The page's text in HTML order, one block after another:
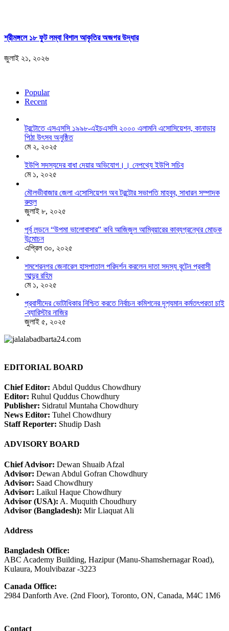
শ্রীমঙ্গলে ১৮ ফুট লম্বা বিশাল আকৃতির অজগর উদ্ধার
জুলাই ২১, ২০২৬
Popular
Recent
টরন্টোতে এসএসসি ১৯৯৮-এইচএসসি ২০০০ এলামনি এসোসিয়েশন, কানাডার
পিঠা উৎসব অনুষ্ঠিত
মে ২, ২০২৫
ইউপি সদস্যদের বাধা দেয়ার অভিযোগ।। নেপথ্যে ইউপি সচিব
মে ১, ২০২৫
মৌলভীবাজার জেলা এসোসিয়েশন অব টরন্টোর সভাপতি মাহবুব, সাধারন সম্পাদক
রুহুল
জুলাই ৮, ২০২৫
পূর্ব লন্ডনে “উপমা ভালোবাসার” কবি আজিজুল আম্বিয়ারের কাব্যগ্রন্থের মোড়ক
উন্মোচন
এপ্রিল ৩০, ২০২৫
শমশেরনগর জেনারেল হাসপাতাল পরিদর্শন করলেন দাতা সদস্য বৃটেন প্রবাসী
আব্দুর রহিম
মে ১, ২০২৫
প্রবাসীদের ভোটাধিকার নিশ্চিত করতে নির্বাচন কমিশনের দৃশ‍্যমান কর্মতৎপরতা চাই
-ব্যারিস্টার নাজির
জুলাই ৫, ২০২৫
EDITORIAL BOARD
Chief Editor: Abdul Quddus Chowdhury
Editor: Ruhul Quddus Chowdhury
Publisher: Sidratul Muntaha Chowdhury
News Editor: Tuhel Chowdhury
Staff Reporter: Shudip Dash
ADVISORY BOARD
Chief Advisor: Dewan Shuaib Afzal
Advisor: Dewan Abdul Gofran Chowdhury
Advisor: Saad Chowdhury
Advisor: Laikul Haque Chowdhury
Advisor (USA): A. Muquith Choudhury
Advisor (Bangladesh): Mir Liaquat Ali
Address
Bangladesh Office:
ABC Academy Building, Hazipur (Manu-Shamshernagar Road),
Kulaura, Moulvibazar -3223
Canada Office:
2984 Danforth Ave. (2nd Floor), Toronto, ON, Canada, M4C 1M6
Contact